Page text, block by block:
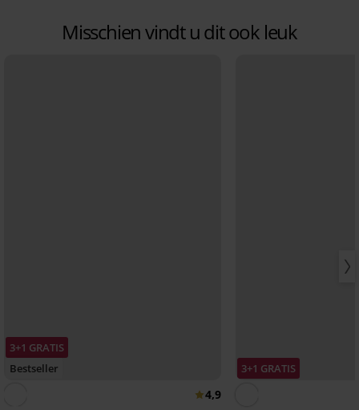
Misschien vindt u dit ook leuk
3+1 GRATIS
Bestseller
4,9
3+1 GRATIS